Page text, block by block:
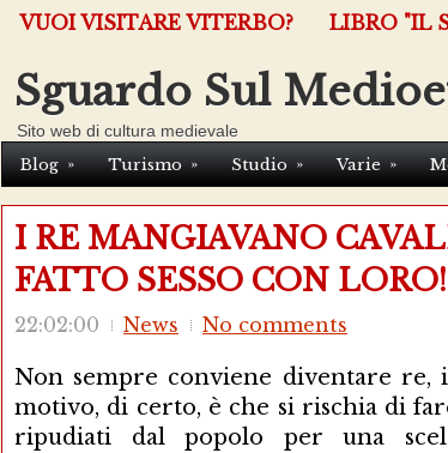
VUOI VISITARE VITERBO? LIBRO "IL
Sguardo Sul
Sito web di cultura medievale
Blog » Turismo » Studio » Varie »
I RE MANGIAVANO
FATTO SESSO CON LORO!
22:02:00 News No comments
Non sempre conviene diventare
motivo, di certo, è che si rischia di
ripudiati dal popolo per una